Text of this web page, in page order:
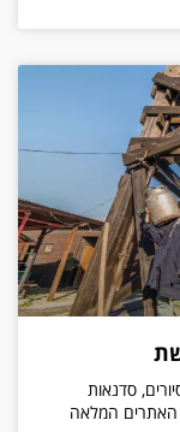
סדנאות
העצמאות 2026. רשימת האתרים המלאה